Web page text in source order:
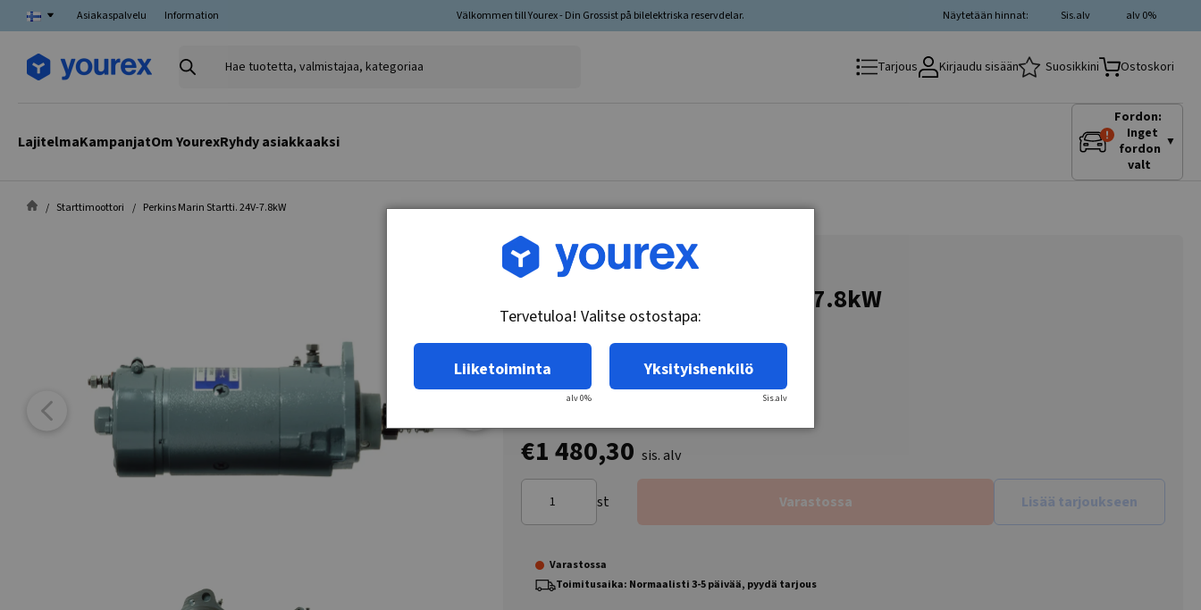
Asiakaspalvelu Information Välkommen till Yourex - Din Grossist på bilelektriska reservdelar. alv 0%
Sis.alv
Näytetään hinnat:
Hae
Tarjous Kirjaudu sisään Suosikkini Ostoskori
LajitelmaKampanjatOm YourexRyhdy asiakkaaksi
Fordon:
Inget
fordon
valt
▼
Starttimoottori Perkins Marin Startti. 24V-7.8kW
Tuotenro.: CA45-24-3M
Perkins Marin Startti. 24V-7.8kW
€1 480,30 sis. alv
st Varastossa Lisää tarjoukseen
Varastossa
Toimitusaika: Normaalisti 3-5 päivää, pyydä tarjous
Tervetuloa! Valitse ostostapa:
Liiketoiminta
alv 0%
Yksityishenkilö
Sis.alv